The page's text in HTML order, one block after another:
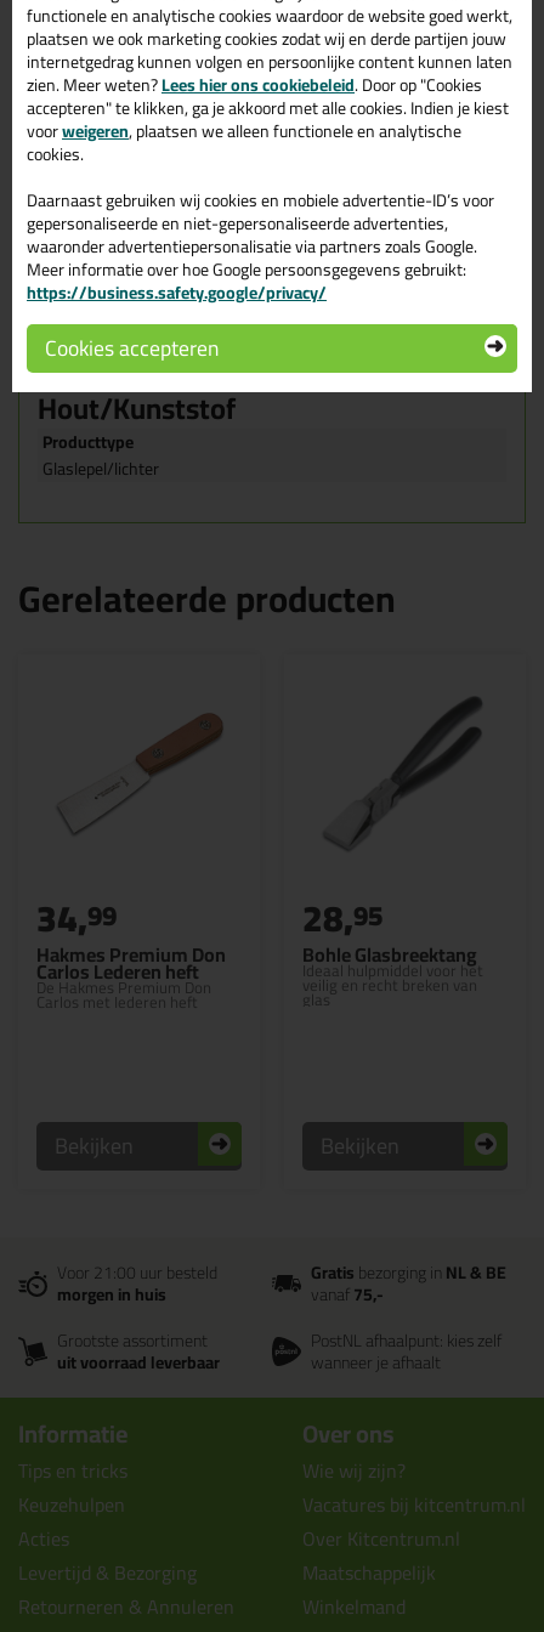
stellen en is er een minimale kans op beschadigingen. Het is ook
geschikt voor het monteren van deuren of kozijnen en voor het
plaatsen van dubbelglas.
Wanneer gebruik je de glaslepel?
Om een ruit in de het kozijn te stellen en tillen
Voor het plaatsen van dubbelglas
Kenmerken
Rond gefreesde steel
Geribde lepel
Makkelijk in gebruik
Rond houten handvat
Kunststof kop
Eigenschappen Glaslepel
Hout/Kunststof
Producttype
Glaslepel/lichter
Gerelateerde producten
Hakmes Premium Don
Carlos Lederen heft
De Hakmes Premium Don
Carlos met Iederen heft
34,99
Bekijken
Bohle Glasbreektang
Ideaal hulpmiddel voor het
veilig en recht breken van
glas
28,95
Bekijken
Voor 21:00 uur besteld
morgen in huis
Gratisbezorging inNL & BE
vanaf75,-
Grootste assortiment
uit voorraad leverbaar
PostNL afhaalpunt: kies zelf
wanneer je afhaalt
Informatie
Tips en tricks
Keuzehulpen
Acties
Levertijd & Bezorging
Retourneren & Annuleren
Over ons
Wie wij zijn?
Vacatures bij kitcentrum.nl
Over Kitcentrum.nl
Maatschappelijk
Winkelmand
functionele en analytische cookies waardoor de website goed werkt,
plaatsen we ook marketing cookies zodat wij en derde partijen jouw
internetgedrag kunnen volgen en persoonlijke content kunnen laten
zien. Meer weten?Lees hier ons cookiebeleid. Door op "Cookies
accepteren" te klikken, ga je akkoord met alle cookies. Indien je kiest
voorweigeren, plaatsen we alleen functionele en analytische
cookies.
Daarnaast gebruiken wij cookies en mobiele advertentie-ID’s voor
gepersonaliseerde en niet-gepersonaliseerde advertenties,
waaronder advertentiepersonalisatie via partners zoals Google.
Meer informatie over hoe Google persoonsgegevens gebruikt:
https://business.safety.google/privacy/
Cookies accepteren